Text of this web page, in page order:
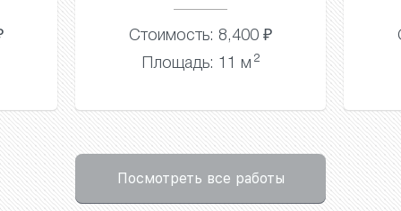
Стоимость: 8,400 ₽
Площадь: 11 м 2
Посмотреть все работы